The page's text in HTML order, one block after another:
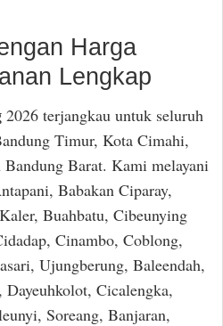
Harga
Lengkap
2026 terjangkau untuk seluruh
Timur, Kota Cimahi,
Barat. Kami melayani
Babakan Ciparay,
Buahbatu, Cibeunying
Cinambo, Coblong,
Ujungberung, Baleendah,
Cicalengka,
Soreang, Banjaran,